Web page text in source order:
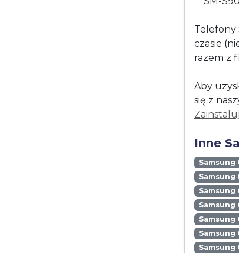
Telefony
czasie
razem z
Aby
się z
Inne
Samsung
Samsung
Samsung
Samsung
Samsung
Samsung
Samsung